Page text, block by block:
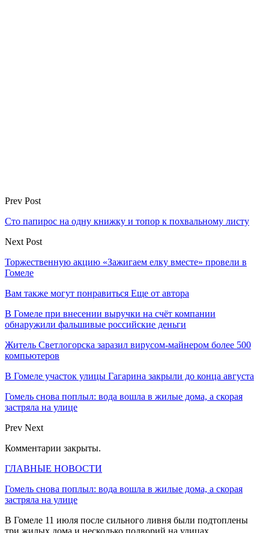
Prev Post
Сто папирос на одну книжку и топор к похвальному листу
Next Post
Торжественную акцию «Зажигаем елку вместе» провели в
Гомеле
Вам также могут понравиться Еще от автора
В Гомеле при внесении выручки на счёт компании
обнаружили фальшивые российские деньги
Житель Светлогорска заразил вирусом-майнером более 500
компьютеров
В Гомеле участок улицы Гагарина закрыли до конца августа
Гомель снова поплыл: вода вошла в жилые дома, а скорая
застряла на улице
Prev Next
Комментарии закрыты.
ГЛАВНЫЕ НОВОСТИ
Гомель снова поплыл: вода вошла в жилые дома, а скорая
застряла на улице
В Гомеле 11 июля после сильного ливня были подтоплены
три жилых дома и несколько подворий на улицах